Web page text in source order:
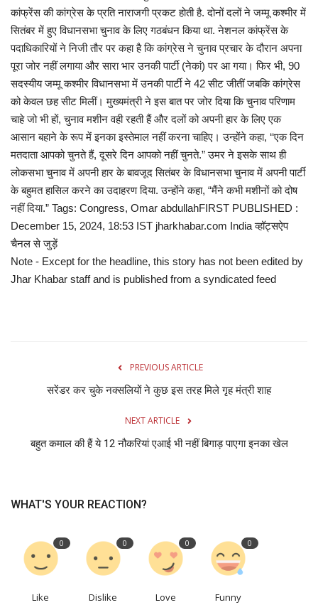
कांफ्रेंस की कांग्रेस के प्रति नाराजगी प्रकट होती है. दोनों दलों ने जम्मू कश्मीर में
सितंबर में हुए विधानसभा चुनाव के लिए गठबंधन किया था. नेशनल कांफ्रेंस के
पदाधिकारियों ने निजी तौर पर कहा है कि कांग्रेस ने चुनाव प्रचार के दौरान अपना
पूरा जोर नहीं लगाया और सारा भार उनकी पार्टी (नेकां) पर आ गया। फिर भी, 90
सदस्यीय जम्मू कश्मीर विधानसभा में उनकी पार्टी ने 42 सीट जीतीं जबकि कांग्रेस
को केवल छह सीट मिलीं। मुख्यमंत्री ने इस बात पर जोर दिया कि चुनाव परिणाम
चाहे जो भी हों, चुनाव मशीन वही रहती हैं और दलों को अपनी हार के लिए एक
आसान बहाने के रूप में इनका इस्तेमाल नहीं करना चाहिए। उन्होंने कहा, ‘‘एक दिन
मतदाता आपको चुनते हैं, दूसरे दिन आपको नहीं चुनते.” उमर ने इसके साथ ही
लोकसभा चुनाव में अपनी हार के बावजूद सितंबर के विधानसभा चुनाव में अपनी पार्टी
के बहुमत हासिल करने का उदाहरण दिया. उन्होंने कहा, “मैंने कभी मशीनों को दोष
नहीं दिया.” Tags: Congress, Omar abdullahFIRST PUBLISHED :
December 15, 2024, 18:53 IST jharkhabar.com India व्हॉट्सऐप
चैनल से जुड़ें
Note - Except for the headline, this story has not been edited by
Jhar Khabar staff and is published from a syndicated feed
PREVIOUS ARTICLE
सरेंडर कर चुके नक्सलियों ने कुछ इस तरह मिले गृह मंत्री शाह
NEXT ARTICLE
बहुत कमाल की हैं ये 12 नौकरियां एआई भी नहीं बिगाड़ पाएगा इनका खेल
WHAT'S YOUR REACTION?
0
Like
0
Dislike
0
Love
0
Funny